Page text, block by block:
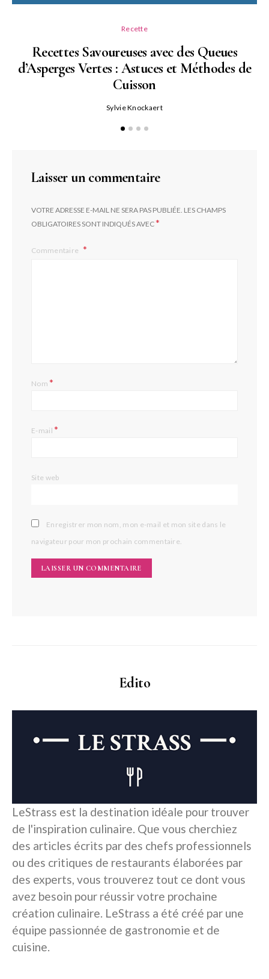
Recette
Recettes Savoureuses avec des Queues
d’Asperges Vertes : Astuces et Méthodes de
Cuisson
Sylvie Knockaert
Laisser un commentaire
VOTRE ADRESSE E-MAIL NE SERA PAS PUBLIÉE. LES CHAMPS
OBLIGATOIRES SONT INDIQUÉS AVEC*
Commentaire
Nom*
E-mail*
Site web
Enregistrer mon nom, mon e-mail et mon site dans le
navigateur pour mon prochain commentaire.
Edito
LeStrass est la destination idéale pour trouver
de l'inspiration culinaire. Que vous cherchiez
des articles écrits par des chefs professionnels
ou des critiques de restaurants élaborées par
des experts, vous trouverez tout ce dont vous
avez besoin pour réussir votre prochaine
création culinaire. LeStrass a été créé par une
équipe passionnée de gastronomie et de
cuisine.